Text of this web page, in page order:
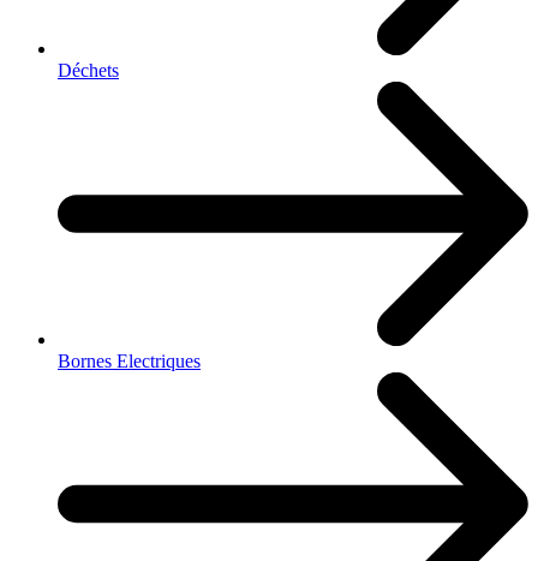
Déchets
Bornes Electriques